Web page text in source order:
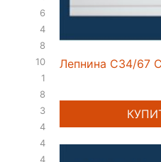
6
4
8
10
1
8
3
4
4
4
Лепнина C34/67